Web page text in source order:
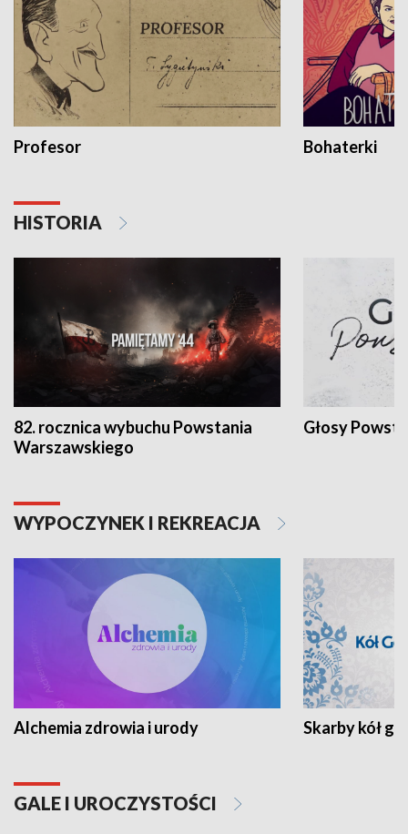
Profesor Bohaterki
HISTORIA
82. rocznica wybuchu Powstania
Warszawskiego
Głosy
WYPOCZYNEK I REKREACJA
Alchemia zdrowia i urody Skarby kół
GALE I UROCZYSTOŚCI